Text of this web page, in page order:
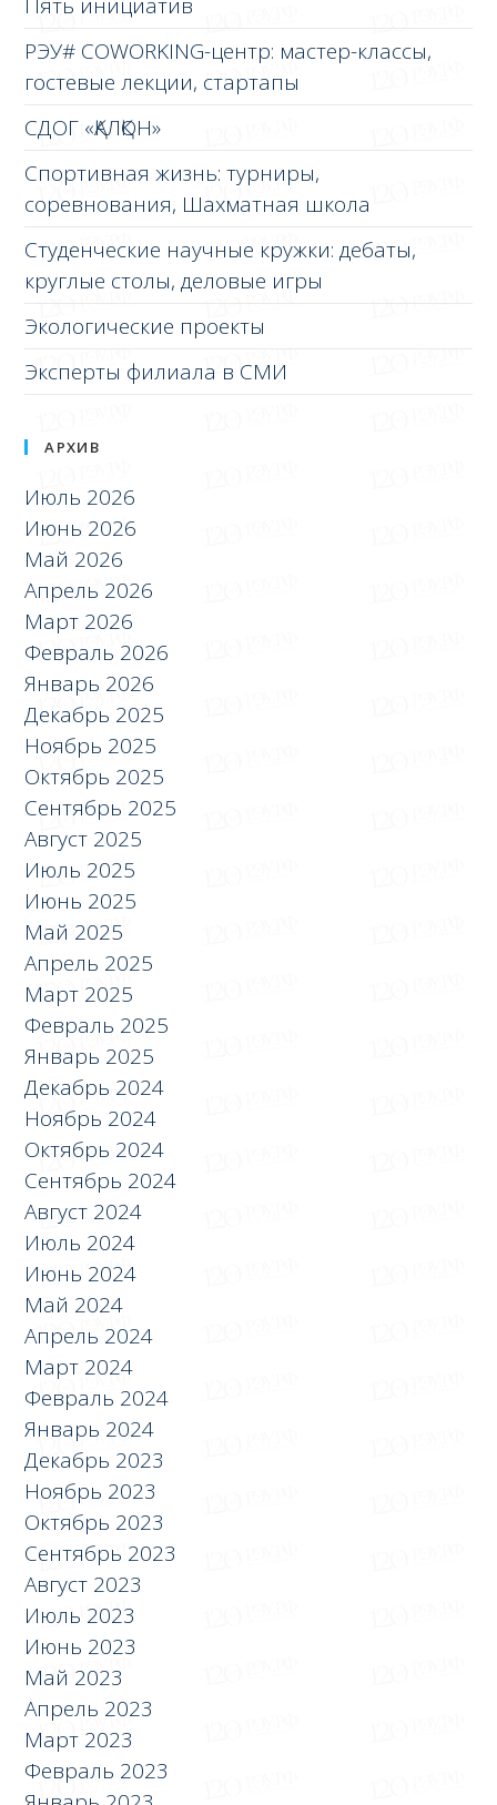
Пять инициатив
РЭУ# COWORKING-центр: мастер-классы,
гостевые лекции, стартапы
СДОГ «ҚАЛҚОН»
Спортивная жизнь: турниры,
соревнования, Шахматная школа
Студенческие научные кружки: дебаты,
круглые столы, деловые игры
Экологические проекты
Эксперты филиала в СМИ
АРХИВ
Июль 2026
Июнь 2026
Май 2026
Апрель 2026
Март 2026
Февраль 2026
Январь 2026
Декабрь 2025
Ноябрь 2025
Октябрь 2025
Сентябрь 2025
Август 2025
Июль 2025
Июнь 2025
Май 2025
Апрель 2025
Март 2025
Февраль 2025
Январь 2025
Декабрь 2024
Ноябрь 2024
Октябрь 2024
Сентябрь 2024
Август 2024
Июль 2024
Июнь 2024
Май 2024
Апрель 2024
Март 2024
Февраль 2024
Январь 2024
Декабрь 2023
Ноябрь 2023
Октябрь 2023
Сентябрь 2023
Август 2023
Июль 2023
Июнь 2023
Май 2023
Апрель 2023
Март 2023
Февраль 2023